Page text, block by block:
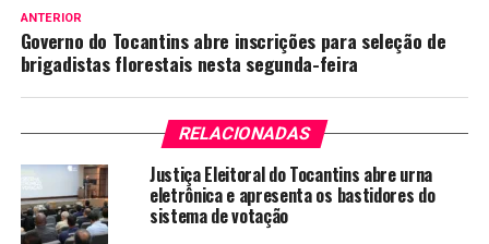
ANTERIOR
Governo do Tocantins abre inscrições para seleção de
brigadistas florestais nesta segunda-feira
RELACIONADAS
Justiça Eleitoral do Tocantins abre urna
eletrônica e apresenta os bastidores do
sistema de votação